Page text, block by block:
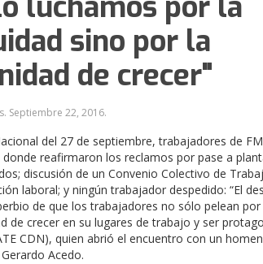
sino por la
de crecer"
Septiembre 22, 2016.
del 27 de septiembre, trabajadores de
donde reafirmaron los reclamos por pase a
discusión de un Convenio Colectivo de
laboral; y ningún trabajador despedido: “El
de que los trabajadores no sólo pelean
de crecer en su lugares de trabajo y ser
CDN), quien abrió el encuentro con un
Acedo.